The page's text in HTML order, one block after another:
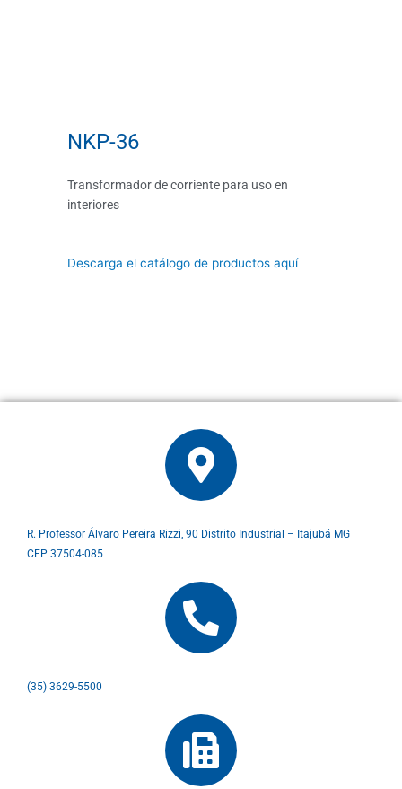
NKP-36
Transformador de corriente para uso en
interiores
Descarga el catálogo de productos aquí
R. Professor Álvaro Pereira Rizzi, 90 Distrito Industrial – Itajubá MG
CEP 37504-085
(35) 3629-5500